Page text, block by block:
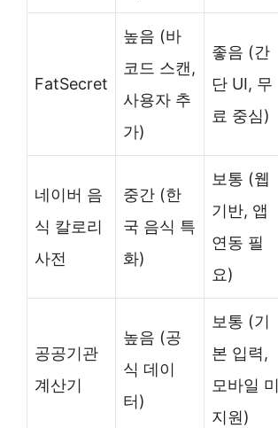
FatSecret
높음 (바
코드 스캔,
사용자 추
가)
좋음 (간
단 UI, 무
료 중심)
네이버 음
식 칼로리
사전
중간 (한
국 음식 특
화)
보통 (웹
기반, 앱
연동 필
요)
공공기관
계산기
높음 (공
식 데이
터)
보통 (기
본 입력,
모바일 미
지원)